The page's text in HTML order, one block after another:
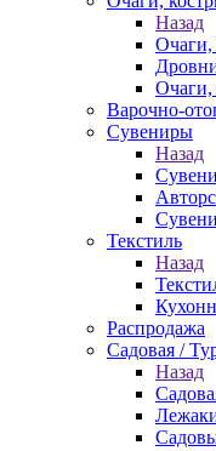
Назад
Очаги,
Очаги,
Варочно-
Сувениры
Назад
Текстиль
Назад
Распродажа
Садовая /
Назад